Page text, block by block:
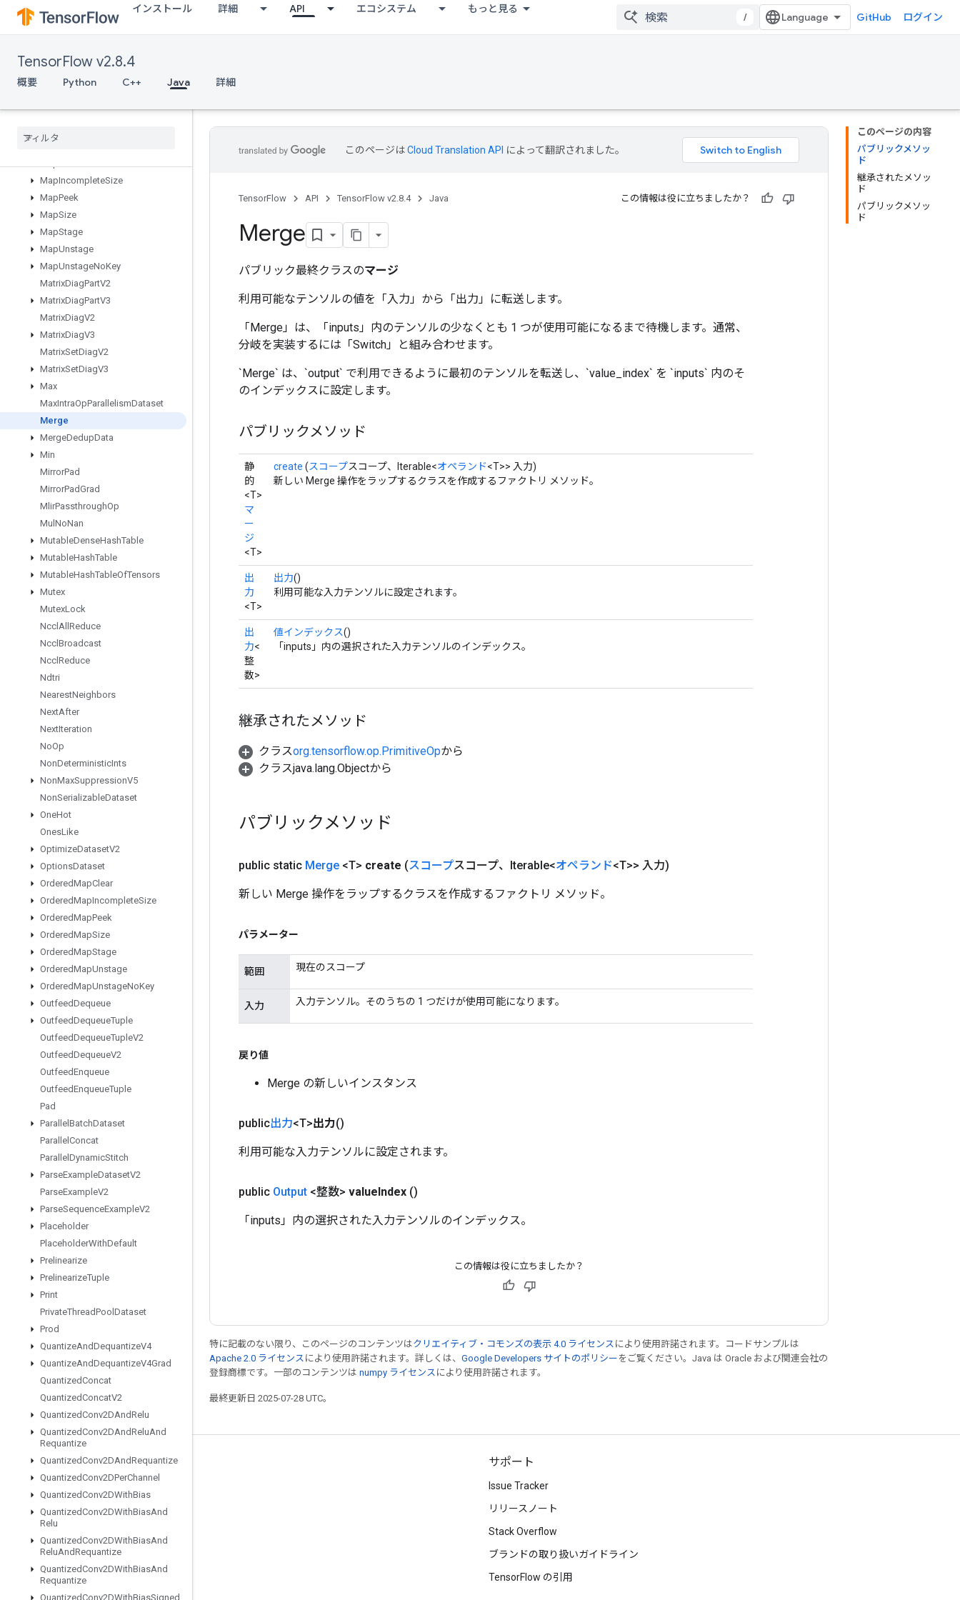
インストール 詳細 API エコシステム もっと見る
/ GitHub ログイン
TensorFlow v2.8.4
概要 Python C++ Java 詳細
LookupTableFind
LookupTableImport
LookupTableRemove
LookupTableSize
LowerBound
MapIncompleteSize
MapPeek
MapSize
MapStage
MapUnstage
MapUnstageNoKey
MatrixDiagPartV2
MatrixDiagPartV3
MatrixDiagV2
MatrixDiagV3
MatrixSetDiagV2
MatrixSetDiagV3
Max
MaxIntraOpParallelismDataset
Merge
MergeDedupData
Min
MirrorPad
MirrorPadGrad
MlirPassthroughOp
Mul NoNan
MutableDenseHashTable
MutableHashTable
MutableHashTableOfTensors
Mutex
MutexLock
Nccl All Reduce
Nccl Broadcast
Nccl Reduce
Ndtri
NearestNeighbors
NextAfter
NextIteration
NoOp
NonDeterministicInts
NonMaxSuppressionV5
NonSerializableDataset
OneHot
OnesLike
OptimizeDatasetV2
OptionsDataset
OrderedMapClear
OrderedMapIncompleteSize
OrderedMapPeek
OrderedMapSize
OrderedMapStage
OrderedMapUnstage
OrderedMapUnstageNoKey
OutfeedDequeue
OutfeedDequeueTuple
OutfeedDequeueTupleV2
OutfeedDequeueV2
OutfeedEnqueue
OutfeedEnqueueTuple
Pad
Parallel BatchDataset
Parallel Concat
Parallel DynamicStitch
ParseExampleDatasetV2
ParseExampleV2
ParseSequenceExampleV2
Placeholder
PlaceholderWithDefault
Prelinearize
PrelinearizeTuple
Print
PrivateThreadPool Dataset
Prod
QuantizeAndDequantizeV4
QuantizeAndDequantizeV4Grad
QuantizedConcat
QuantizedConcatV2
QuantizedConv2DAndRelu
QuantizedConv2DAndReluAnd
Requantize
QuantizedConv2DAndRequantize
QuantizedConv2DPerChannel
QuantizedConv2DWithBias
QuantizedConv2DWithBiasAnd
Relu
QuantizedConv2DWithBiasAnd
ReluAndRequantize
QuantizedConv2DWithBiasAnd
Requantize
QuantizedConv2DWithBiasSigned
このページの内容
パブリックメソッ
ド
継承されたメソッ
ド
パブリックメソッ
ド
このページはCloud Translation API によって翻訳されました。
TensorFlow API TensorFlow v2.8.4 Java この情報は役に立ちましたか？
Merge
パブリック最終クラスのマージ
利用可能なテンソルの値を「入力」から「出力」に転送します。
「Merge」は、「inputs」内のテンソルの少なくとも 1 つが使用可能になるまで待機します。通常、
分岐を実装するには「Switch」と組み合わせます。
`Merge` は、`output` で利用できるように最初のテンソルを転送し、`value_index` を `inputs` 内のそ
のインデックスに設定します。
パブリックメソッド
静
的
<T>
マ
ー
ジ
<T>
create (スコープスコープ、Iterable<オペランド<T>> 入力)
新しい Merge 操作をラップするクラスを作成するファクトリ メソッド。
出
力
<T>
出力()
利用可能な入力テンソルに設定されます。
出
力<
整
数>
値インデックス()
「inputs」内の選択された入力テンソルのインデックス。
継承されたメソッド
クラスorg.tensorflow.op.PrimitiveOpから
クラスjava.lang.Objectから
パブリックメソッド
public static Merge <T> create (スコープスコープ、Iterable<オペランド<T>> 入力)
新しい Merge 操作をラップするクラスを作成するファクトリ メソッド。
パラメーター
範囲 現在のスコープ
入力 入力テンソル。そのうちの 1 つだけが使用可能になります。
戻り値
Merge の新しいインスタンス
public出力<T>出力()
利用可能な入力テンソルに設定されます。
public Output <整数> valueIndex ()
「inputs」内の選択された入力テンソルのインデックス。
この情報は役に立ちましたか？
特に記載のない限り、このページのコンテンツはクリエイティブ・コモンズの表示 4.0 ライセンス により使用許諾されます。コードサンプルは
Apache 2.0 ライセンス により使用許諾されます。詳しくは、 Google Developers サイトのポリシー をご覧ください。Java は Oracle および関連会社の
登録商標です。一部のコンテンツは numpy ライセンス により使用許諾されます。
最終更新日 2025-07-28 UTC。
つながる
ブログ
フォーラム
Twitter
YouTube
サポート
Issue Tracker
リリースノート
Stack Overflow
ブランドの取り扱いガイドライン
TensorFlow の引用